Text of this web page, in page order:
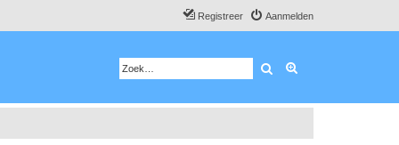
Aanmelden
Registreer
Zoek